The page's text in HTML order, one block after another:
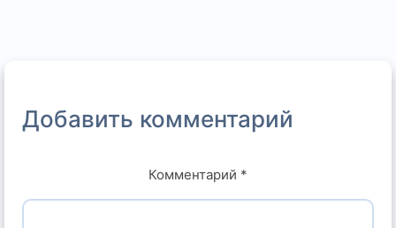
Добавить комментарий
Комментарий *